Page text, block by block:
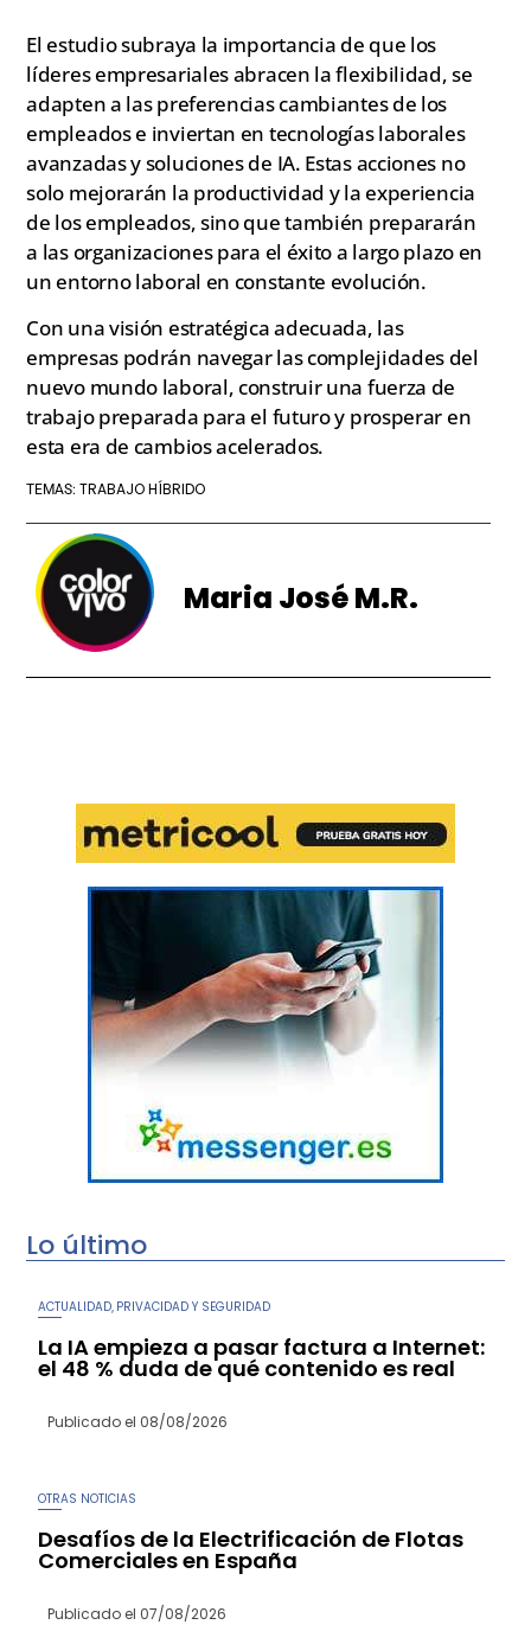
El estudio subraya la importancia de que los
líderes empresariales abracen la flexibilidad, se
adapten a las preferencias cambiantes de los
empleados e inviertan en tecnologías laborales
avanzadas y soluciones de IA. Estas acciones no
solo mejorarán la productividad y la experiencia
de los empleados, sino que también prepararán
a las organizaciones para el éxito a largo plazo en
un entorno laboral en constante evolución.
Con una visión estratégica adecuada, las
empresas podrán navegar las complejidades del
nuevo mundo laboral, construir una fuerza de
trabajo preparada para el futuro y prosperar en
esta era de cambios acelerados.
TEMAS:TRABAJO HÍBRIDO
Maria José M.R.
Lo último
ACTUALIDAD PRIVACIDAD Y SEGURIDAD
La IA empieza a pasar factura a Internet:
el 48 % duda de qué contenido es real
Publicado el 08/08/2026
OTRAS NOTICIAS
Desafíos de la Electrificación de Flotas
Comerciales en España
Publicado el 07/08/2026